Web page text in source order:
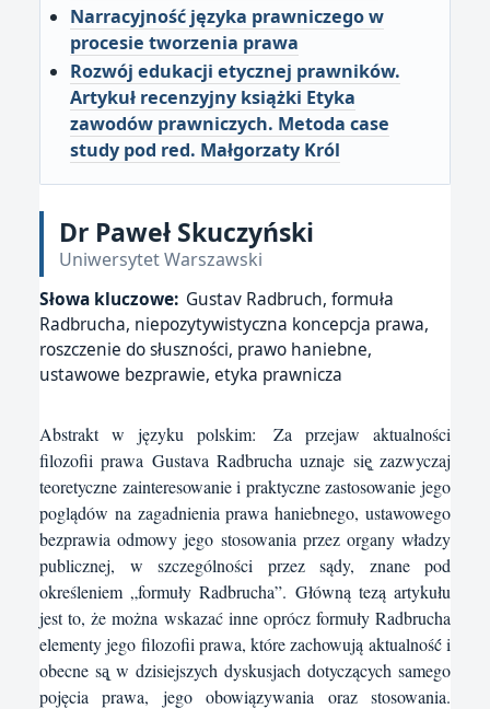
Narracyjność języka prawniczego w
procesie tworzenia prawa
Rozwój edukacji etycznej prawników.
Artykuł recenzyjny książki Etyka
zawodów prawniczych. Metoda case
study pod red. Małgorzaty Król
Dr Paweł Skuczyński
Uniwersytet Warszawski
Słowa kluczowe: Gustav Radbruch, formuła
Radbrucha, niepozytywistyczna koncepcja prawa,
roszczenie do słuszności, prawo haniebne,
ustawowe bezprawie, etyka prawnicza
Abstrakt w języku polskim:
Za przejaw aktualności
filozofii prawa Gustava Radbrucha uznaje się̨ zazwyczaj
teoretyczne zainteresowanie i praktyczne zastosowanie jego
poglądów na zagadnienia prawa haniebnego, ustawowego
bezprawia odmowy jego stosowania przez organy władzy
publicznej, w szczególności przez sądy, znane pod
określeniem „formuły Radbrucha”. Główną tezą artykułu
jest to, że można wskazać inne oprócz formuły Radbrucha
elementy jego filozofii prawa, które zachowują aktualność́ i
obecne są̨ w dzisiejszych dyskusjach dotyczących samego
pojęcia prawa, jego obowiązywania oraz stosowania.